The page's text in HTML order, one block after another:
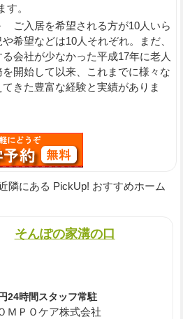
す。
入居を希望される方が10人いら
希望などは10人それぞれ。まだ、
会社が少なかった平成17年に老人
開始して以来、これまでに様々な
きた豊富な経験と実績がありま
隣にある PickUp! おすすめホーム
そんぽの家溝の口
24時間スタッフ常駐
ＭＰＯケア株式会社